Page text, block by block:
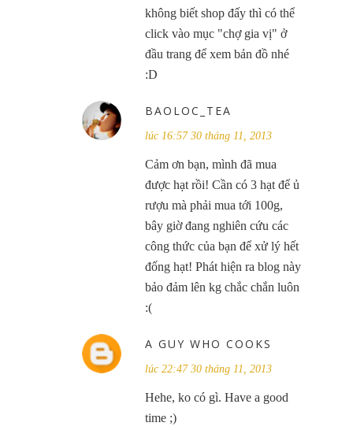
không biết shop đấy thì có thể
click vào mục "chợ gia vị" ở
đầu trang để xem bản đồ nhé
:D
BAOLOC_TEA
lúc 16:57 30 tháng 11, 2013
Cảm ơn bạn, mình đã mua
được hạt rồi! Cần có 3 hạt để ủ
rượu mà phải mua tới 100g,
bây giờ đang nghiên cứu các
công thức của bạn để xử lý hết
đống hạt! Phát hiện ra blog này
bảo đảm lên kg chắc chắn luôn
:(
A GUY WHO COOKS
lúc 22:47 30 tháng 11, 2013
Hehe, ko có gì. Have a good
time ;)